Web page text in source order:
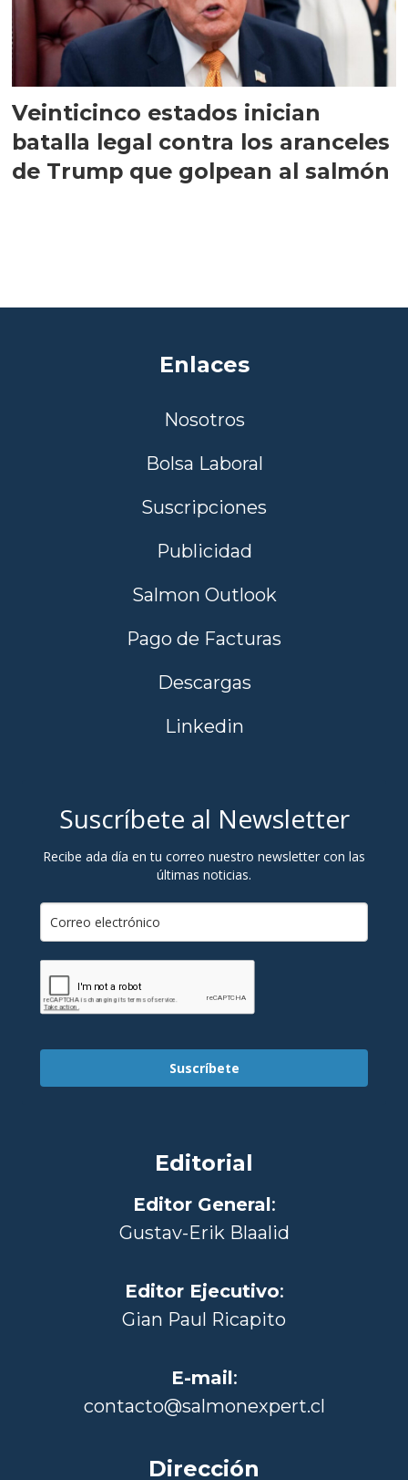
Veinticinco estados inician
batalla legal contra los aranceles
de Trump que golpean al salmón
Enlaces
Nosotros
Bolsa Laboral
Suscripciones
Publicidad
Salmon Outlook
Pago de Facturas
Descargas
Linkedin
Suscríbete al Newsletter
Recibe ada día en tu correo nuestro newsletter con las
últimas noticias.
Suscríbete
Editorial
Editor General:
Gustav-Erik Blaalid
Editor Ejecutivo:
Gian Paul Ricapito
E-mail:
contacto@salmonexpert.cl
Dirección